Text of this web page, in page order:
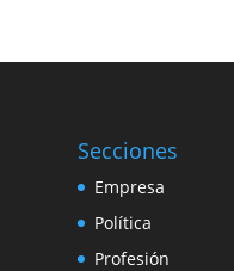
Secciones
Empresa
Política
Profesión